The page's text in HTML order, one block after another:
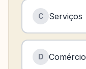
C Serviços
D Comércio